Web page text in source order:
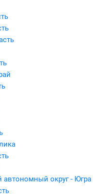
округ - Югра